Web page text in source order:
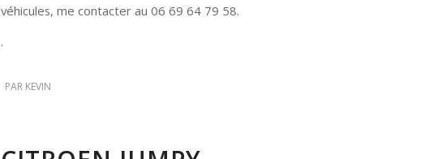
véhicules, me contacter au 06 69 64 79 58.
.
PAR KEVIN